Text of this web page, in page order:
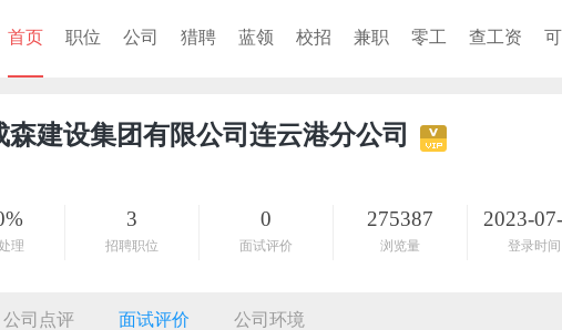
首页 职位 公司 猎聘 蓝领 校招 兼职 零工 查工资
森建设集团有限公司连云港分公司
理
3
招聘职位
0
面试评价
275387
浏览量
2023-
登录时间
公司点评 面试评价 公司环境